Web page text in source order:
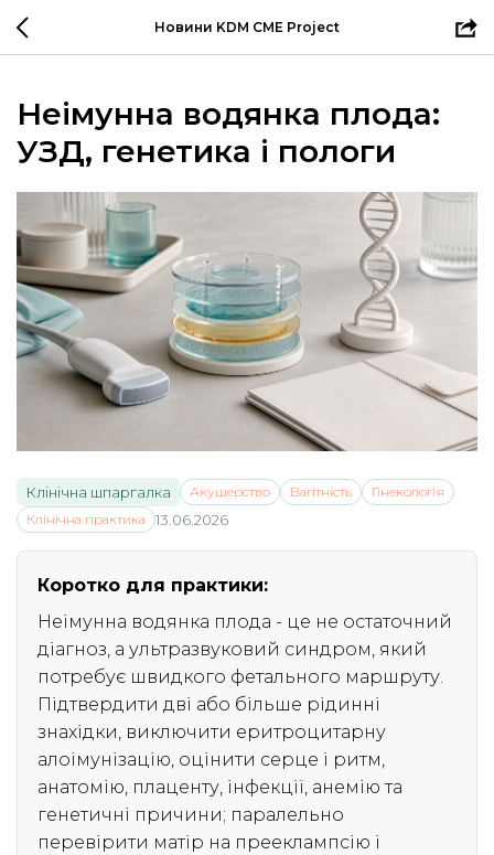
Новини KDM CME Project
Неімунна водянка плода:
УЗД, генетика і пологи
Клінічна шпаргалка Акушерство Вагітність
Гінекологія
Клінічна практика
13.06.2026
Коротко для практики:
Неімунна водянка плода - це не остаточний
діагноз, а ультразвуковий синдром, який
потребує швидкого фетального маршруту.
Підтвердити дві або більше рідинні
знахідки, виключити еритроцитарну
алоімунізацію, оцінити серце і ритм,
анатомію, плаценту, інфекції, анемію та
генетичні причини; паралельно
перевірити матір на прееклампсію і